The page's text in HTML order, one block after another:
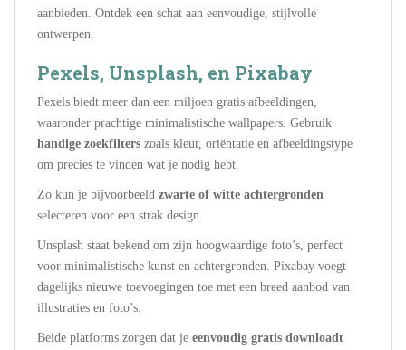
aanbieden. Ontdek een schat aan eenvoudige, stijlvolle
ontwerpen.
Pexels, Unsplash, en Pixabay
Pexels biedt meer dan een miljoen gratis afbeeldingen,
waaronder prachtige minimalistische wallpapers. Gebruik
handige zoekfilters zoals kleur, oriëntatie en afbeeldingstype
om precies te vinden wat je nodig hebt.
Zo kun je bijvoorbeeld zwarte of witte achtergronden
selecteren voor een strak design.
Unsplash staat bekend om zijn hoogwaardige foto’s, perfect
voor minimalistische kunst en achtergronden. Pixabay voegt
dagelijks nieuwe toevoegingen toe met een breed aanbod van
illustraties en foto’s.
Beide platforms zorgen dat je eenvoudig gratis downloadt